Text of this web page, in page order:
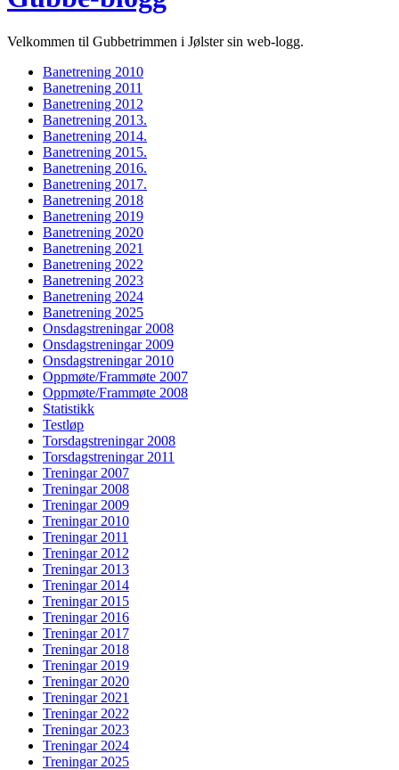
Velkommen til Gubbetrimmen i Jølster sin web-logg.
Banetrening 2010
Banetrening 2011
Banetrening 2012
Banetrening 2013.
Banetrening 2014.
Banetrening 2015.
Banetrening 2016.
Banetrening 2017.
Banetrening 2018
Banetrening 2019
Banetrening 2020
Banetrening 2021
Banetrening 2022
Banetrening 2023
Banetrening 2024
Banetrening 2025
Onsdagstreningar 2008
Onsdagstreningar 2009
Onsdagstreningar 2010
Oppmøte/Frammøte 2007
Oppmøte/Frammøte 2008
Statistikk
Testløp
Torsdagstreningar 2008
Torsdagstreningar 2011
Treningar 2007
Treningar 2008
Treningar 2009
Treningar 2010
Treningar 2011
Treningar 2012
Treningar 2013
Treningar 2014
Treningar 2015
Treningar 2016
Treningar 2017
Treningar 2018
Treningar 2019
Treningar 2020
Treningar 2021
Treningar 2022
Treningar 2023
Treningar 2024
Treningar 2025